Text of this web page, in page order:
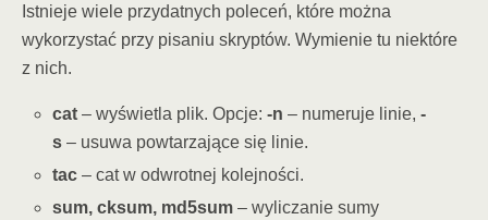
Istnieje wiele przydatnych poleceń, które można
wykorzystać przy pisaniu skryptów. Wymienie tu niektóre
z nich.
cat – wyświetla plik. Opcje:-n – numeruje linie,-
s – usuwa powtarzające się linie.
tac – cat w odwrotnej kolejności.
sum, cksum, md5sum – wyliczanie sumy